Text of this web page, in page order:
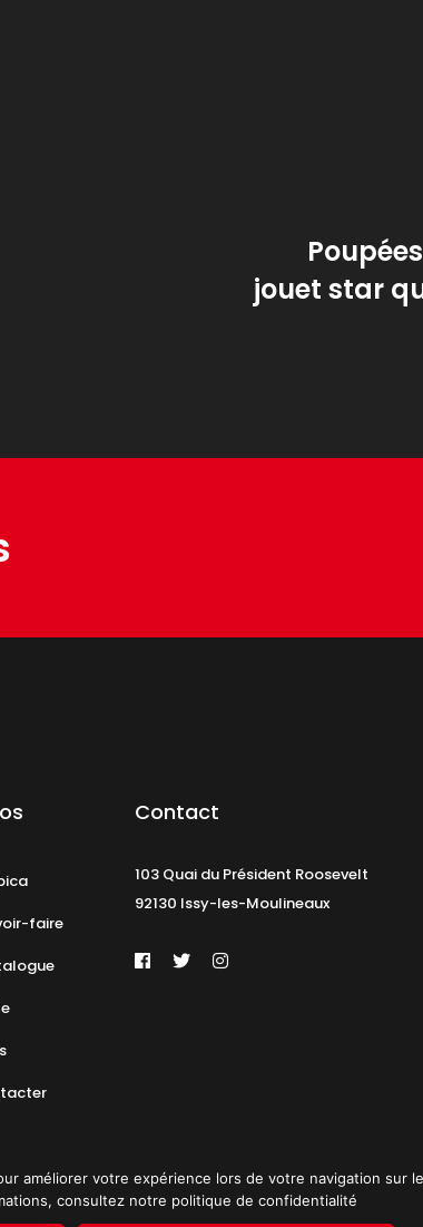
jouet star
faire
Contact
103 Quai du Président Roosevelt
92130 Issy-les-Moulineaux
du site © 2019 PATRICK
améliorer votre expérience lors de votre navigation sur
consultez notre politique de confidentialité